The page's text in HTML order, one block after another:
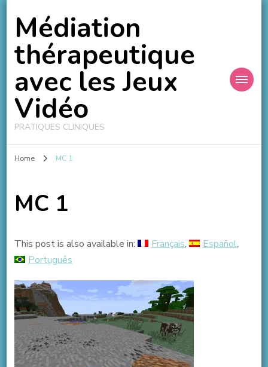
Médiation
thérapeutique
avec les Jeux
Vidéo
PRATIQUES CLINIQUES
Home MC 1
MC 1
This post is also available in: Français
Español
Português